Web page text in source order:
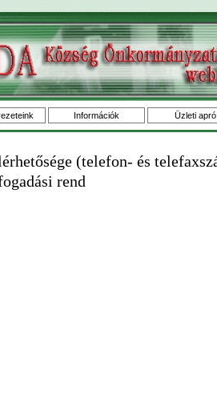
Információk Üzleti apró
(telefon- és
rend